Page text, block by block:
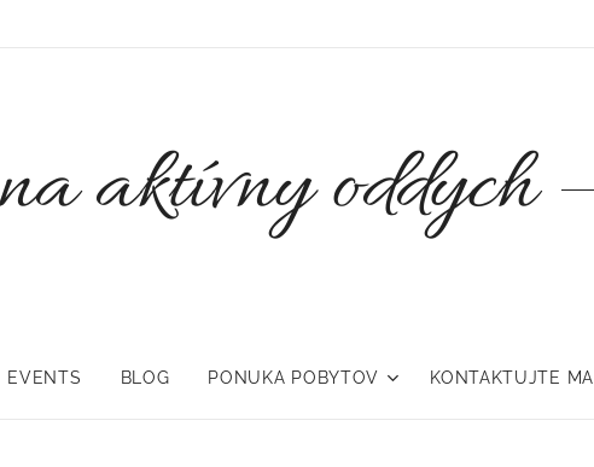
aktívny oddych
EVENTS BLOG PONUKA POBYTOV KONTAKTUJTE MA